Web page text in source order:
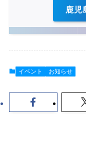
鹿児
イベント お知らせ